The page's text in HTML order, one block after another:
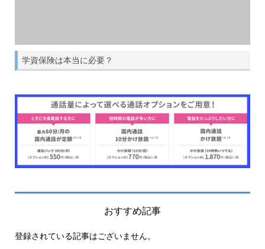
学資保険は本当に必要？
おすすめ記事
登録されている記事はございません。